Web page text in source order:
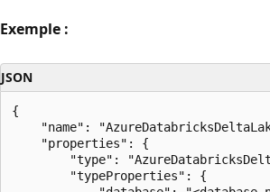
Exemple :
JSON
{
"name":
    "properties": {
"type":
        "typeProperties": {